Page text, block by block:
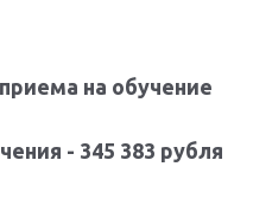
на обучение
- 345 383 рубля